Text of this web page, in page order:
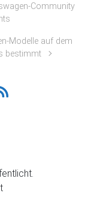
Community
Modelle auf dem
bestimmt